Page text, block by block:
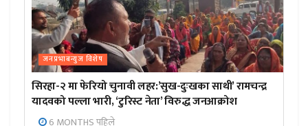
जनप्रभाबन्युज विशेष
सिरहा-२ मा फेरियो चुनावी लहर:’सुख-दुःखका साथी’ रामचन्द्र
यादवको पल्ला भारी, ‘टुरिस्ट नेता’ विरुद्ध जनआक्रोश
6 MONTHS पहिले